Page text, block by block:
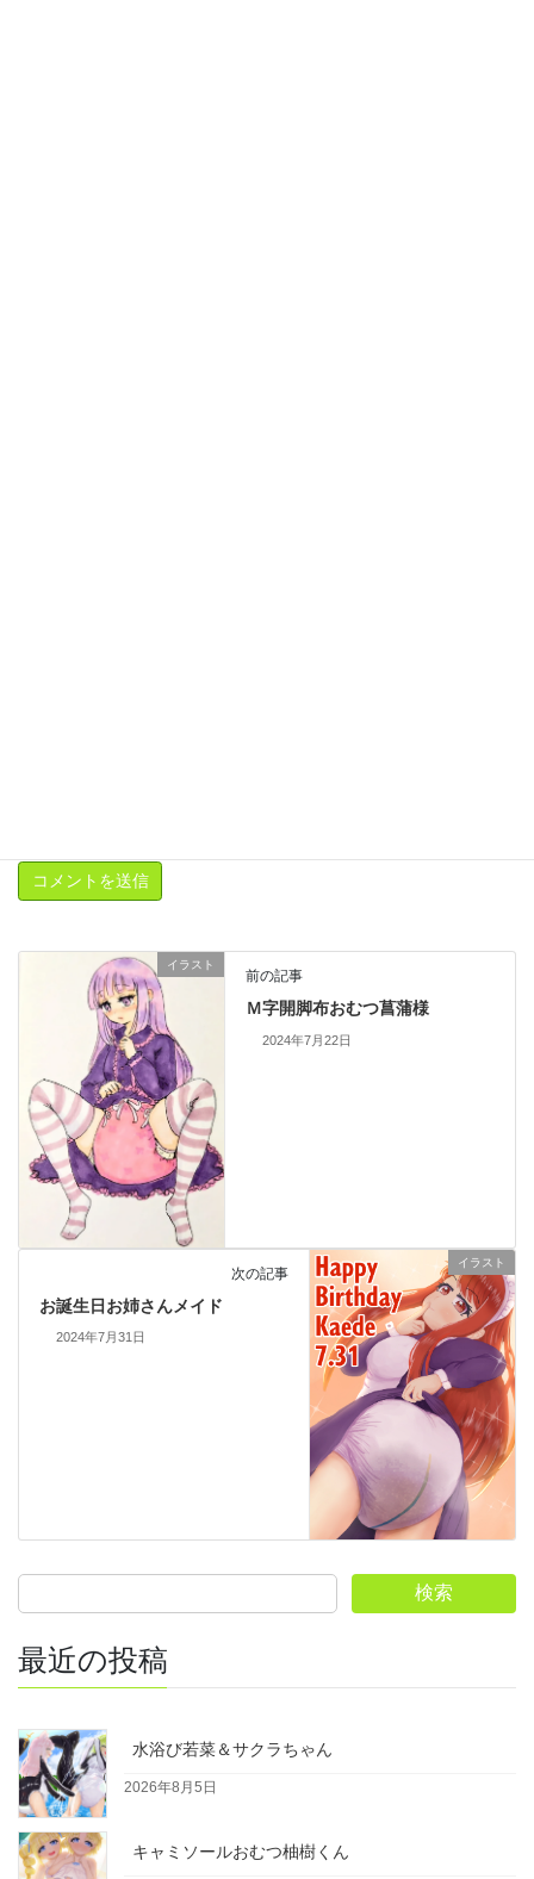
イラスト
前の記事
Ｍ字開脚布おむつ菖蒲様
2024年7月22日
イラスト
次の記事
お誕生日お姉さんメイド
2024年7月31日
検索
最近の投稿
水浴び若菜＆サクラちゃん
2026年8月5日
キャミソールおむつ柚樹くん